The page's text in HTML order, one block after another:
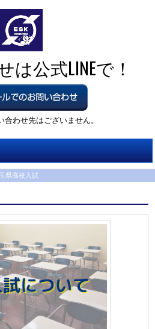
は公式LINEで！
合わせ先はございません。
県高校入試